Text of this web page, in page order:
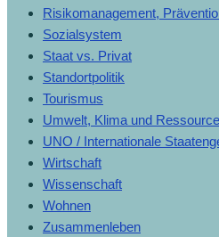
Risikomanagement,
Sozialsystem
Staat vs. Privat
Standortpolitik
Tourismus
Umwelt, Klima und
UNO / Internationale
Wirtschaft
Wissenschaft
Wohnen
Zusammenleben